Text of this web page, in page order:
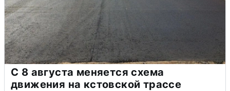
С 8 августа меняется схема
движения на кстовской трассе